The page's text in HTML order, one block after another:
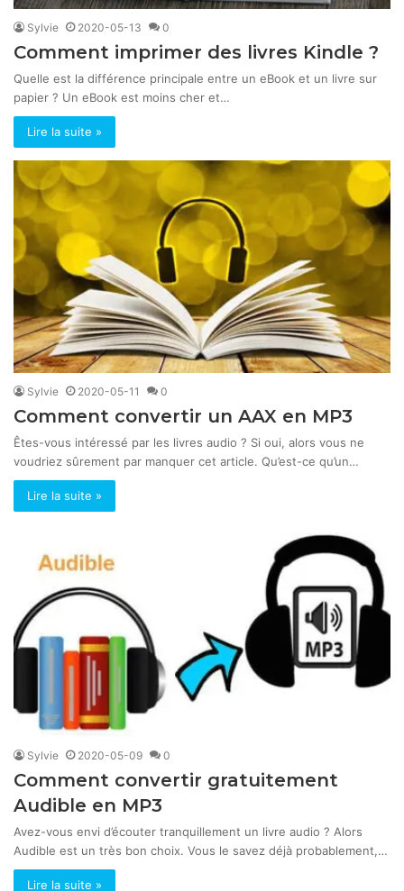
Sylvie 2020-05-13 0
Comment imprimer des livres Kindle ?
Quelle est la différence principale entre un eBook et un livre sur
papier ? Un eBook est moins cher et…
Lire la suite »
Sylvie 2020-05-11 0
Comment convertir un AAX en MP3
Êtes-vous intéressé par les livres audio ? Si oui, alors vous ne
voudriez sûrement par manquer cet article. Qu’est-ce qu’un…
Lire la suite »
Sylvie 2020-05-09 0
Comment convertir gratuitement
Audible en MP3
Avez-vous envi d’écouter tranquillement un livre audio ? Alors
Audible est un très bon choix. Vous le savez déjà probablement,…
Lire la suite »